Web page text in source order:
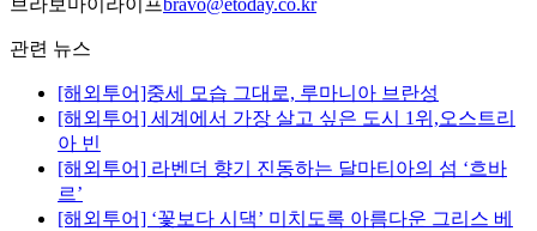
브라보마이라이프bravo@etoday.co.kr
관련 뉴스
[해외투어]중세 모습 그대로, 루마니아 브란성
[해외투어] 세계에서 가장 살고 싶은 도시 1위,오스트리
아 빈
[해외투어] 라벤더 향기 진동하는 달마티아의 섬 ‘흐바
르’
[해외투어] ‘꽃보다 시댁’ 미치도록 아름다운 그리스 베